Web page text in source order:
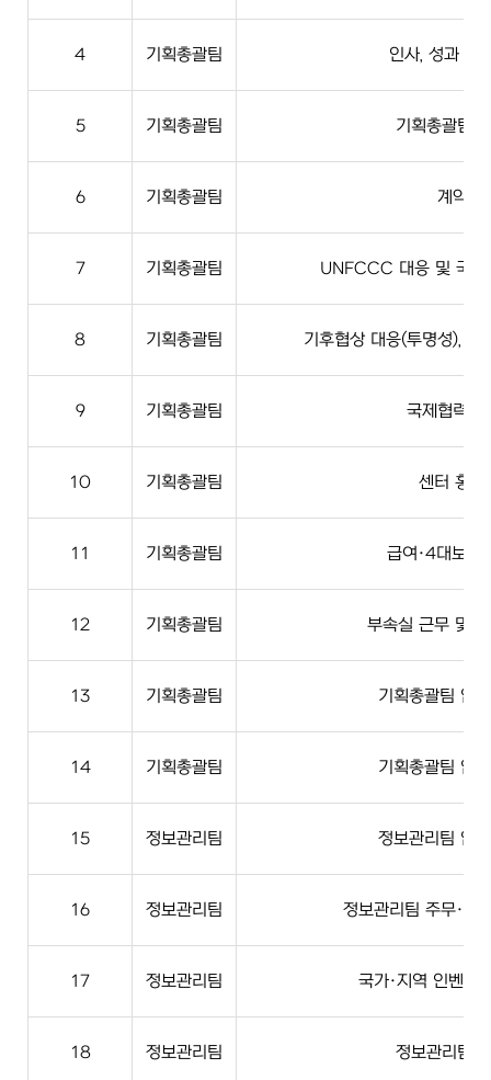
4 기획총괄팀 인사, 성과 및
5 기획총괄팀 기획총괄팀
6 기획총괄팀 계약
7 기획총괄팀 UNFCCC 대응 및 국제
8 기획총괄팀 기후협상 대응(투명성), 국
9 기획총괄팀 국제협력사
10 기획총괄팀 센터 홍보
11 기획총괄팀 급여·4대보험
12 기획총괄팀 부속실 근무 및
13 기획총괄팀 기획총괄팀 업
14 기획총괄팀 기획총괄팀 업
15 정보관리팀 정보관리팀 업
16 정보관리팀 정보관리팀 주무·시
17 정보관리팀 국가·지역 인벤토
18 정보관리팀 정보관리팀